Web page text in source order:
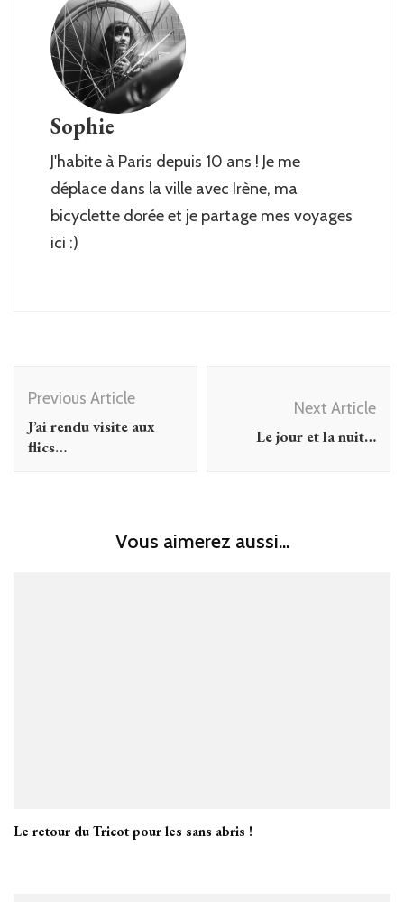
Sophie
J'habite à Paris depuis 10 ans ! Je me
déplace dans la ville avec Irène, ma
bicyclette dorée et je partage mes voyages
ici :)
Navigation
Previous Article
J’ai rendu visite aux
flics…
Next Article
Le jour et la nuit…
Vous aimerez aussi...
Le retour du Tricot pour les sans abris !